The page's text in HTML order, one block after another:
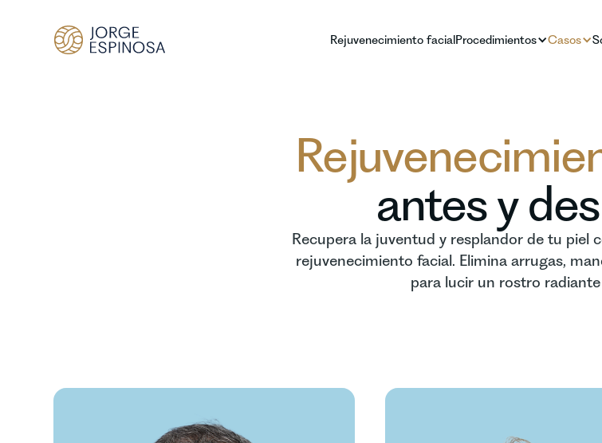
Rejuvenecimiento facialProcedimientos Casos
antes y
Recupera la juventud y resplandor de tu piel
rejuvenecimiento facial. Elimina arrugas,
para lucir un rostro